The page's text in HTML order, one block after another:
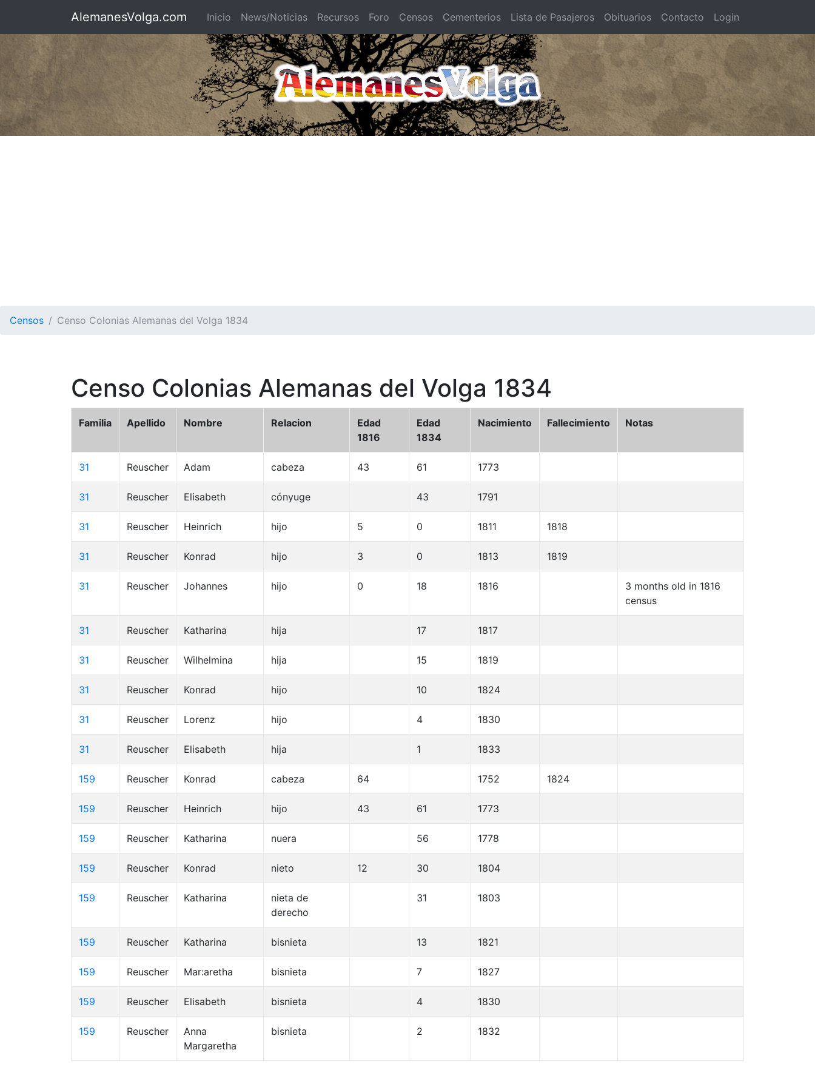
AlemanesVolga.com Inicio News/Noticias Recursos Foro Censos Cementerios Lista de Pasajeros Obituarios Contacto Login
Censos Censo Colonias Alemanas del Volga 1834
Censo Colonias Alemanas del Volga 1834
Familia Apellido Nombre Relacion
Edad
1816
Edad
1834
Nacimiento Fallecimiento Notas
31 Reuscher Adam cabeza 43 61 1773
31 Reuscher Elisabeth cónyuge 43 1791
31 Reuscher Heinrich hijo 5 0 1811 1818
31 Reuscher Konrad hijo 3 0 1813 1819
31 Reuscher Johannes hijo 0 18 1816
3 months old in 1816
census
31 Reuscher Katharina hija 17 1817
31 Reuscher Wilhelmina hija 15 1819
31 Reuscher Konrad hijo 10 1824
31 Reuscher Lorenz hijo 4 1830
31 Reuscher Elisabeth hija 1 1833
159 Reuscher Konrad cabeza 64 1752 1824
159 Reuscher Heinrich hijo 43 61 1773
159 Reuscher Katharina nuera 56 1778
159 Reuscher Konrad nieto 12 30 1804
159 Reuscher Katharina
nieta de
derecho
31 1803
159 Reuscher Katharina bisnieta 13 1821
159 Reuscher Mar:aretha bisnieta 7 1827
159 Reuscher Elisabeth bisnieta 4 1830
159 Reuscher
Anna
Margaretha
bisnieta 2 1832